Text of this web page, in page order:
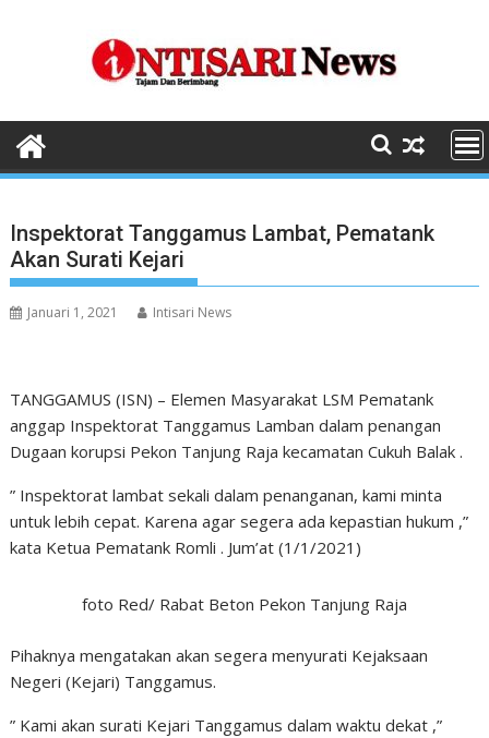
Inspektorat Tanggamus Lambat, Pematank
Akan Surati Kejari
Januari 1, 2021 Intisari News
TANGGAMUS (ISN) – Elemen Masyarakat LSM Pematank
anggap Inspektorat Tanggamus Lamban dalam penangan
Dugaan korupsi Pekon Tanjung Raja kecamatan Cukuh Balak .
” Inspektorat lambat sekali dalam penanganan, kami minta
untuk lebih cepat. Karena agar segera ada kepastian hukum ,”
kata Ketua Pematank Romli . Jum’at (1/1/2021)
foto Red/ Rabat Beton Pekon Tanjung Raja
Pihaknya mengatakan akan segera menyurati Kejaksaan
Negeri (Kejari) Tanggamus.
” Kami akan surati Kejari Tanggamus dalam waktu dekat ,”